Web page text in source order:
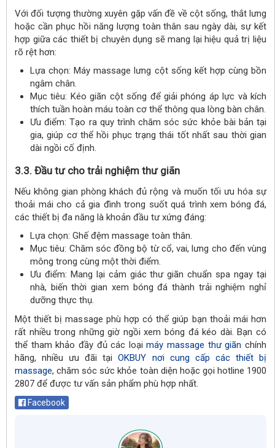
Với đối tượng thường xuyên gặp vấn đề về cột sống, thắt lưng
hoặc cần phục hồi năng lượng toàn thân sau ngày dài, sự kết
hợp giữa các thiết bị chuyên dụng sẽ mang lại hiệu quả trị liệu
rõ rệt hơn:
Lựa chọn: Máy massage lưng cột sống kết hợp cùng bồn
ngâm chân.
Mục tiêu: Kéo giãn cột sống để giải phóng áp lực và kích
thích tuần hoàn máu toàn cơ thể thông qua lòng bàn chân.
Ưu điểm: Tạo ra quy trình chăm sóc sức khỏe bài bản tại
gia, giúp cơ thể hồi phục trạng thái tốt nhất sau thời gian
dài ngồi cố định.
3.3. Đầu tư cho trải nghiệm thư giãn
Nếu không gian phòng khách đủ rộng và muốn tối ưu hóa sự
thoải mái cho cả gia đình trong suốt quá trình xem bóng đá,
các thiết bị đa năng là khoản đầu tư xứng đáng:
Lựa chọn: Ghế đệm massage toàn thân.
Mục tiêu: Chăm sóc đồng bộ từ cổ, vai, lưng cho đến vùng
mông trong cùng một thời điểm.
Ưu điểm: Mang lại cảm giác thư giãn chuẩn spa ngay tại
nhà, biến thời gian xem bóng đá thành trải nghiệm nghỉ
dưỡng thực thụ.
Một thiết bị massage phù hợp có thể giúp bạn thoải mái hơn
rất nhiều trong những giờ ngồi xem bóng đá kéo dài. Bạn có
thể tham khảo đầy đủ các loạimáy massage thư giãn chính
hãng, nhiều ưu đãi tạiOKBUY nơi cung cấp các thiết bị
massage, chăm sóc sức khỏe toàn diện hoặc gọi hotline 1900
2807 để được tư vấn sản phẩm phù hợp nhất.
Facebook